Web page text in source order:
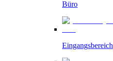
Büro
Eingangsbereich